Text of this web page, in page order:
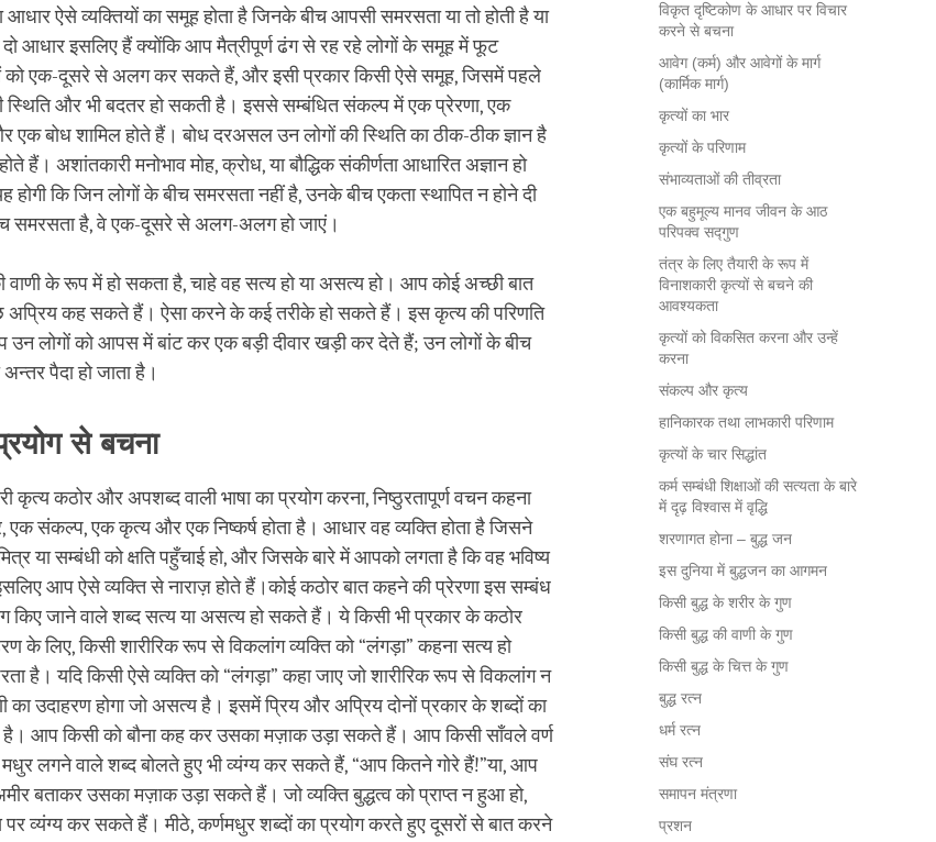
विकृत दृष्टिकोण के आधार पर विचार
करने से बचना
आवेग (कर्म) और आवेगों के मार्ग
(कार्मिक मार्ग)
कृत्यों का भार
कृत्यों के परिणाम
संभाव्यताओं की तीव्रता
एक बहुमूल्य मानव जीवन के आठ
परिपक्व सद्गुण
तंत्र के लिए तैयारी के रूप में
विनाशकारी कृत्यों से बचने की
आवश्यकता
कृत्यों को विकसित करना और उन्हें
करना
संकल्प और कृत्य
हानिकारक तथा लाभकारी परिणाम
कृत्यों के चार सिद्धांत
कर्म सम्बंधी शिक्षाओं की सत्यता के बारे
में दृढ़ विश्वास में वृद्धि
शरणागत होना – बुद्ध जन
इस दुनिया में बुद्धजन का आगमन
किसी बुद्ध के शरीर के गुण
किसी बुद्ध की वाणी के गुण
किसी बुद्ध के चित्त के गुण
बुद्ध रत्न
धर्म रत्न
संघ रत्न
समापन मंत्रणा
प्रशन
आधार ऐसे व्यक्तियों का समूह होता है जिनके बीच आपसी समरसता या तो होती है या
आधार इसलिए हैं क्योंकि आप मैत्रीपूर्ण ढंग से रह रहे लोगों के समूह में फूट
एक-दूसरे से अलग कर सकते हैं, और इसी प्रकार किसी ऐसे समूह, जिसमें पहले
स्थिति और भी बदतर हो सकती है। इससे सम्बंधित संकल्प में एक प्रेरणा, एक
एक बोध शामिल होते हैं। बोध दरअसल उन लोगों की स्थिति का ठीक-ठीक ज्ञान है
हैं। अशांतकारी मनोभाव मोह, क्रोध, या बौद्धिक संकीर्णता आधारित अज्ञान हो
होगी कि जिन लोगों के बीच समरसता नहीं है, उनके बीच एकता स्थापित न होने दी
समरसता है, वे एक-दूसरे से अलग-अलग हो जाएं।
वाणी के रूप में हो सकता है, चाहे वह सत्य हो या असत्य हो। आप कोई अच्छी बात
कह सकते हैं। ऐसा करने के कई तरीके हो सकते हैं। इस कृत्य की परिणति
उन लोगों को आपस में बांट कर एक बड़ी दीवार खड़ी कर देते हैं; उन लोगों के बीच
पैदा हो जाता है।
से बचना
कृत्य कठोर और अपशब्द वाली भाषा का प्रयोग करना, निष्ठुरतापूर्ण वचन कहना
संकल्प, एक कृत्य और एक निष्कर्ष होता है। आधार वह व्यक्ति होता है जिसने
या सम्बंधी को क्षति पहुँचाई हो, और जिसके बारे में आपको लगता है कि वह भविष्य
इसलिए आप ऐसे व्यक्ति से नाराज़ होते हैं।कोई कठोर बात कहने की प्रेरणा इस सम्बंध
किए जाने वाले शब्द सत्य या असत्य हो सकते हैं। ये किसी भी प्रकार के कठोर
के लिए, किसी शारीरिक रूप से विकलांग व्यक्ति को “लंगड़ा” कहना सत्य हो
है। यदि किसी ऐसे व्यक्ति को “लंगड़ा” कहा जाए जो शारीरिक रूप से विकलांग न
का उदाहरण होगा जो असत्य है। इसमें प्रिय और अप्रिय दोनों प्रकार के शब्दों का
है। आप किसी को बौना कह कर उसका मज़ाक उड़ा सकते हैं। आप किसी साँवले वर्ण
मधुर लगने वाले शब्द बोलते हुए भी व्यंग्य कर सकते हैं, “आप कितने गोरे हैं!”या, आप
बताकर उसका मज़ाक उड़ा सकते हैं। जो व्यक्ति बुद्धत्व को प्राप्त न हुआ हो,
व्यंग्य कर सकते हैं। मीठे, कर्णमधुर शब्दों का प्रयोग करते हुए दूसरों से बात करने